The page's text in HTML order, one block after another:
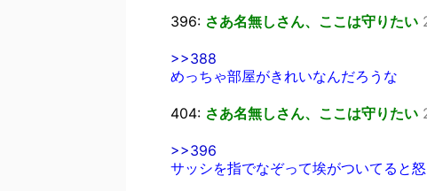
396: さあ名無しさん、ここは守りたい
>>388
めっちゃ部屋がきれいなんだろうな
404: さあ名無しさん、ここは守りたい
>>396
サッシを指でなぞって埃がついてると